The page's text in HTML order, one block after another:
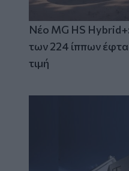
Νέο MG HS
των 224 ίππων
τιμή